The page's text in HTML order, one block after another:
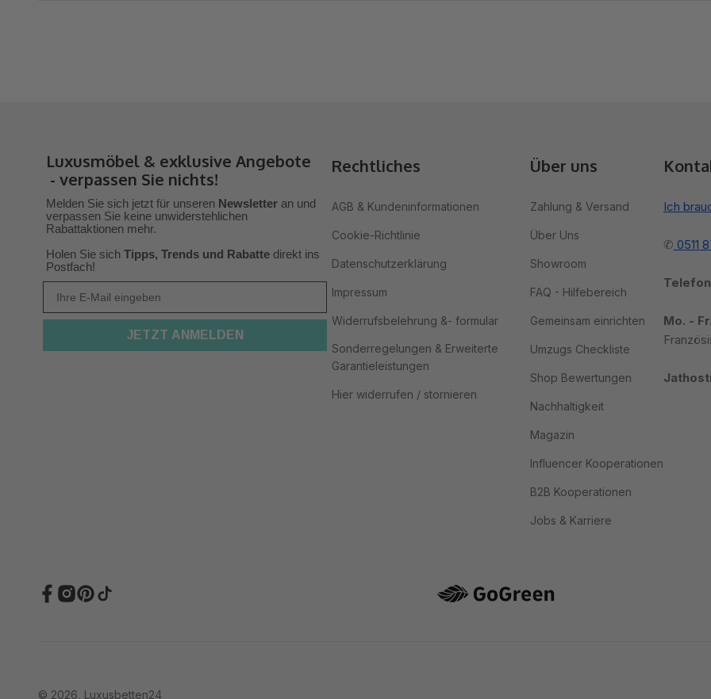
Luxusmöbel & exklusive Angebote
- verpassen Sie nichts!
Melden Sie sich jetzt für unseren Newsletter an und
verpassen Sie keine unwiderstehlichen
Rabattaktionen mehr.
Holen Sie sich Tipps, Trends und Rabatte direkt ins
Postfach!
JETZT ANMELDEN
Rechtliches
AGB & Kundeninformationen
Cookie-Richtlinie
Datenschutzerklärung
Impressum
Widerrufsbelehrung &- formular
Sonderregelungen & Erweiterte
Garantieleistungen
Hier widerrufen / stornieren
Über uns
Zahlung & Versand
Über Uns
Showroom
FAQ - Hilfebereich
Gemeinsam einrichten
Umzugs Checkliste
Shop Bewertungen
Nachhaltigkeit
Magazin
Influencer Kooperationen
B2B Kooperationen
Jobs & Karriere
Ich
✆ 0511
Mo. -
© 2026, Luxusbetten24